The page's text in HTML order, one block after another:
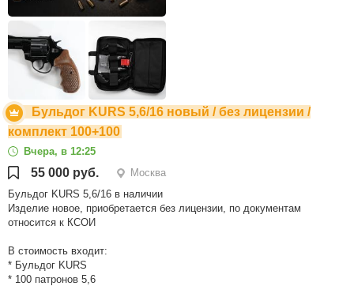
Бульдог KURS 5,6/16 новый / без лицензии /
комплект 100+100
Вчера, в 12:25
55 000 руб.
Москва
Бульдог KURS 5,6/16 в наличии
Изделие новое, приобретается без лицензии, по документам
относится к КСОИ
В стоимость входит:
* Бульдог KURS
* 100 патронов 5,6